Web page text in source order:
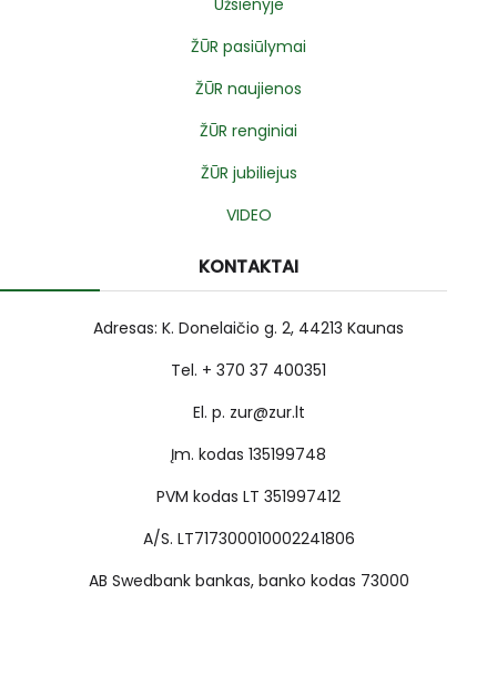
ŽŪR pasiūlymai
ŽŪR naujienos
ŽŪR renginiai
ŽŪR jubiliejus
VIDEO
KONTAKTAI
Adresas: K. Donelaičio g. 2, 44213 Kaunas
Tel. + 370 37 400351
El. p. zur@zur.lt
Įm. kodas 135199748
PVM kodas LT 351997412
A/S. LT717300010002241806
AB Swedbank bankas, banko kodas 73000